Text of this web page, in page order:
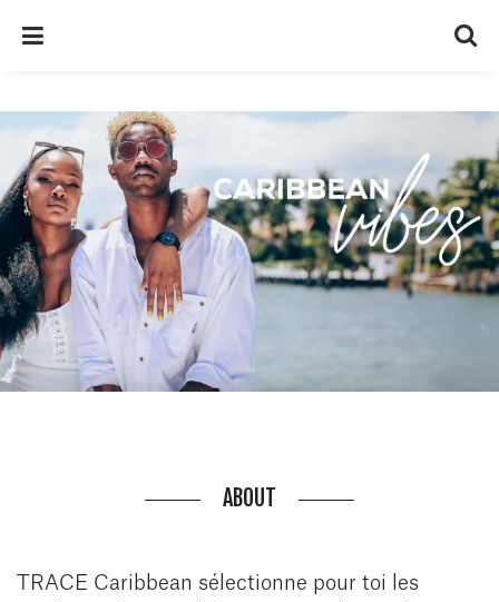
ABOUT
TRACE Caribbean sélectionne pour toi les